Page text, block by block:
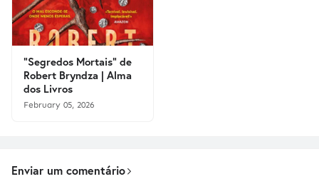
"Segredos Mortais" de
Robert Bryndza | Alma
dos Livros
February 05, 2026
Enviar um comentário